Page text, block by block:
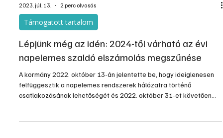
2023. júl. 13. 2 perc olvasás
Támogatott tartalom
Lépjünk még az idén: 2024-től várható az évi
napelemes szaldó elszámolás megszűnése
A kormány 2022. október 13-án jelentette be, hogy ideiglenesen
felfüggesztik a napelemes rendszerek hálózatra történő
csatlakozásának lehetőségét és 2022. október 31-et követően